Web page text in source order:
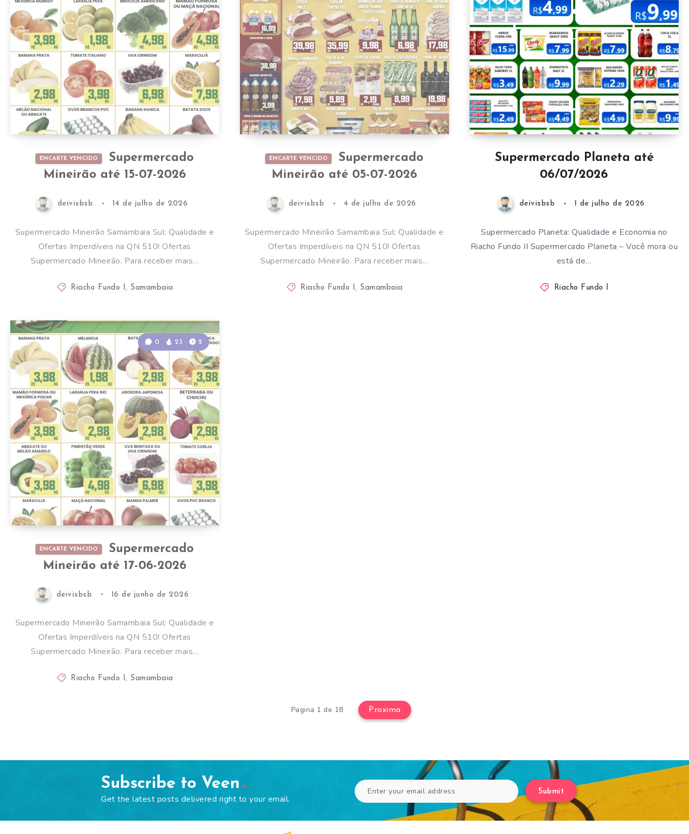
ENCARTE VENCIDO
Supermercado
Mineirão até 15-07-2026
deivisbsb 14 de julho de 2026
Supermercado Mineirão Samambaia Sul: Qualidade e
Ofertas Imperdíveis na QN 510! Ofertas
Supermercado Mineirão. Para receber mais…
Riacho Fundo I , Samambaia
ENCARTE VENCIDO
Supermercado
Mineirão até 05-07-2026
deivisbsb 4 de julho de 2026
Supermercado Mineirão Samambaia Sul: Qualidade e
Ofertas Imperdíveis na QN 510! Ofertas
Supermercado Mineirão. Para receber mais…
Riacho Fundo I , Samambaia
Supermercado Planeta até
06/07/2026
deivisbsb 1 de julho de 2026
Supermercado Planeta: Qualidade e Economia no
Riacho Fundo II Supermercado Planeta – Você mora ou
está de…
Riacho Fundo I
ENCARTE VENCIDO
Supermercado
Mineirão até 17-06-2026
0 23 2
deivisbsb 16 de junho de 2026
Supermercado Mineirão Samambaia Sul: Qualidade e
Ofertas Imperdíveis na QN 510! Ofertas
Supermercado Mineirão. Para receber mais…
Riacho Fundo I , Samambaia
Pagina 1 de 18 Proxima
Subscribe to Veen
Get the latest posts delivered right to your email.
Submit